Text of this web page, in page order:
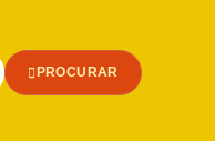
PROCURAR